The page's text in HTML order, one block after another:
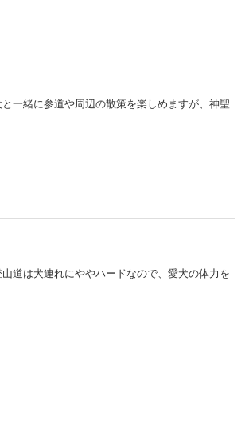
一緒に参道や周辺の散策を楽しめますが、神聖
道は犬連れにややハードなので、愛犬の体力を